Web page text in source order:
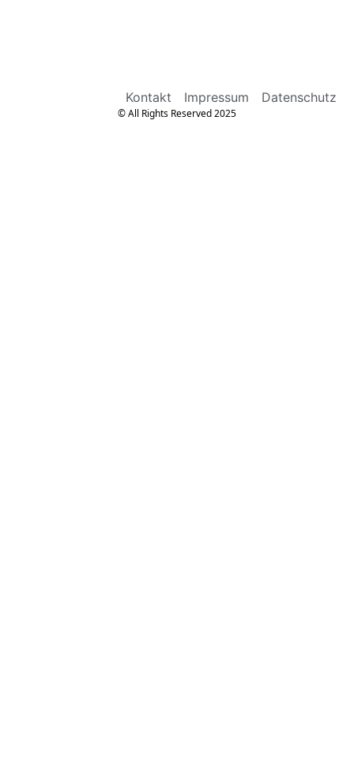
Kontakt Impressum Datenschutz
© All Rights Reserved 2025